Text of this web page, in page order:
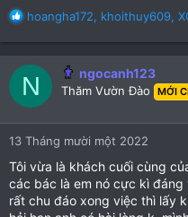
R
c
t
o
n
s
hoangha172, khoithuy609,
N ngocanh123
Thăm Vườn Đào MỚI
13 Tháng mười một 2022
Tôi vừa là khách cuối cùng
các bác là em nó cực kì đáng
rất chu đáo xong việc thì lấy